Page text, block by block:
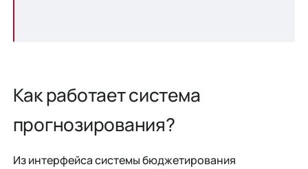
Как работает система
прогнозирования?
Из интерфейса системы бюджетирования